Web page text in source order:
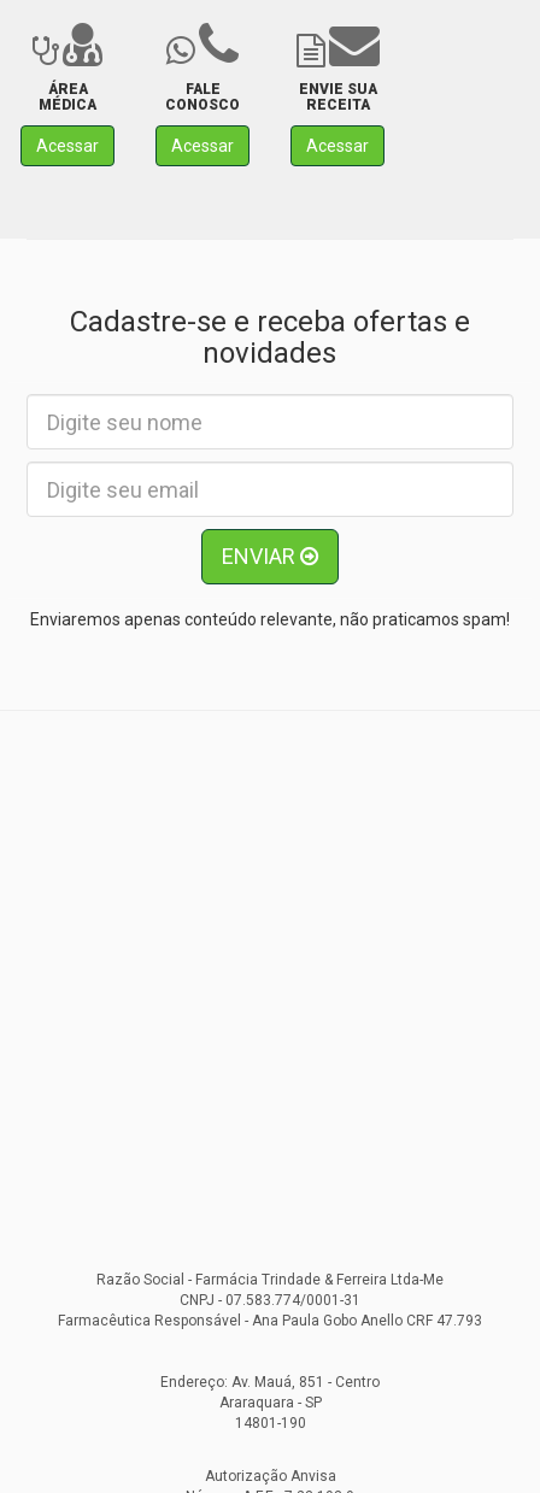
ÁREA
MÉDICA
Acessar
FALE
CONOSCO
Acessar
ENVIE SUA
RECEITA
Acessar
Cadastre-se e receba ofertas e
novidades
ENVIAR
Enviaremos apenas conteúdo relevante, não praticamos spam!
Razão Social - Farmácia Trindade & Ferreira Ltda-Me
CNPJ - 07.583.774/0001-31
Farmacêutica Responsável - Ana Paula Gobo Anello CRF 47.793
Endereço: Av. Mauá, 851 - Centro
Araraquara - SP
14801-190
Autorização Anvisa